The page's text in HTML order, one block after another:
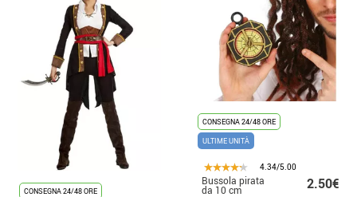
CONSEGNA 24/48 ORE
CONSEGNA 24/48 ORE
ULTIME UNITÀ
4.34/5.00
Bussola pirata
da 10 cm 2.50€